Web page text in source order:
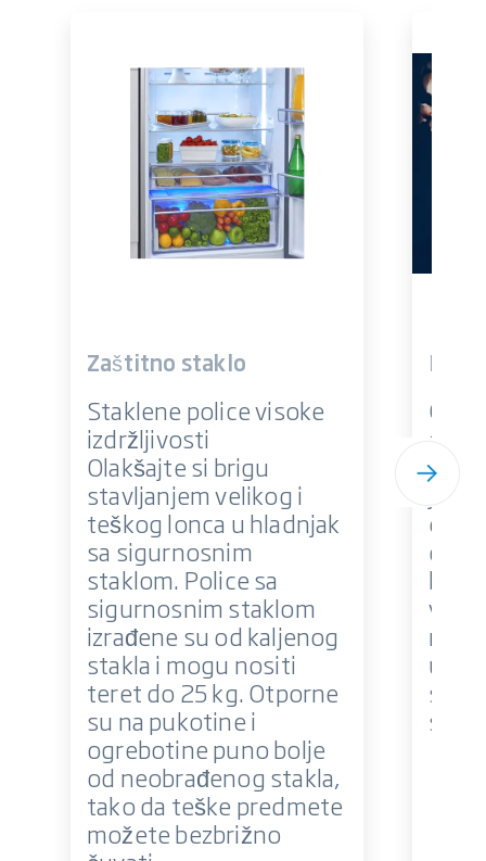
Zaštitno staklo
Staklene police visoke
izdržljivosti
Olakšajte si brigu
stavljanjem velikog i
teškog lonca u hladnjak
sa sigurnosnim
staklom. Police sa
sigurnosnim staklom
izrađene su od kaljenog
stakla i mogu nositi
teret do 25 kg. Otporne
su na pukotine i
ogrebotine puno bolje
od neobrađenog stakla,
tako da teške predmete
možete bezbrižno
je
u